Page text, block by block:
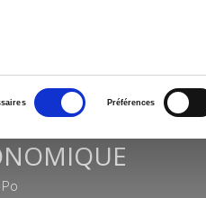
Préférences